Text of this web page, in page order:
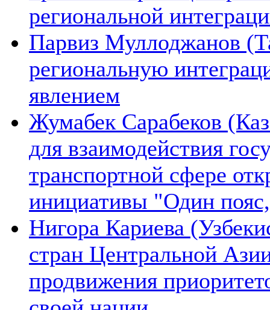
региональной
Парвиз Муллоджанов
региональную
явлением
Жумабек Сарабеков
для взаимодействия
транспортной сфере
инициативы "Один
Нигора Кариева
стран Центральной
продвижения